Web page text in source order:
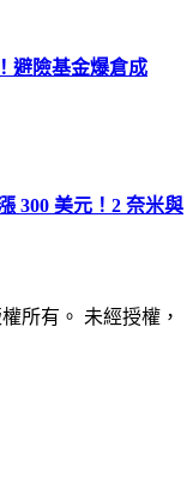
避險基金爆倉成
300 美元！2 奈米與
所有。 未經授權，